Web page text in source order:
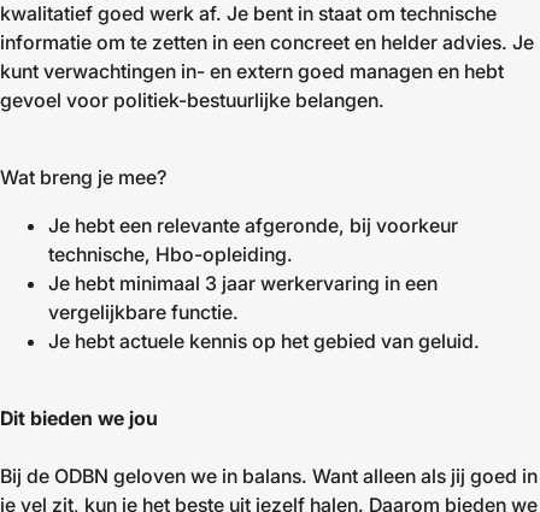
kwalitatief goed werk af. Je bent in staat om technische
informatie om te zetten in een concreet en helder advies. Je
kunt verwachtingen in- en extern goed managen en hebt
gevoel voor politiek-bestuurlijke belangen.
Wat breng je mee?
Je hebt een relevante afgeronde, bij voorkeur
technische, Hbo-opleiding.
Je hebt minimaal 3 jaar werkervaring in een
vergelijkbare functie.
Je hebt actuele kennis op het gebied van geluid.
Dit bieden we jou
Bij de ODBN geloven we in balans. Want alleen als jij goed in
je vel zit, kun je het beste uit jezelf halen. Daarom bieden we